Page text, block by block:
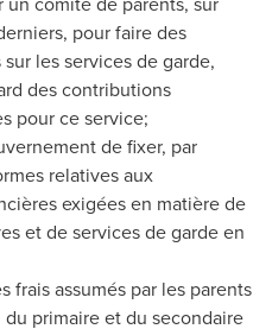
pour faire des
les services de garde,
des contributions
pour ce service;
de fixer, par
relatives aux
exigées en matière de
et de services de garde en
frais assumés par les parents
primaire et du secondaire